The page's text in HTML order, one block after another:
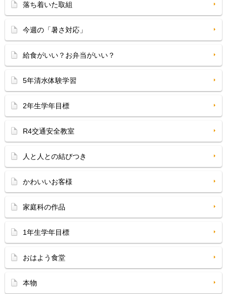
落ち着いた取組
今週の「暑さ対応」
給食がいい？お弁当がいい？
5年清水体験学習
2年生学年目標
R4交通安全教室
人と人との結びつき
かわいいお客様
家庭科の作品
1年生学年目標
おはよう食堂
本物